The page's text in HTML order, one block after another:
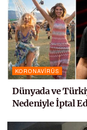
KORONAVIRÜS
Dünyada ve
Nedeniyle İptal